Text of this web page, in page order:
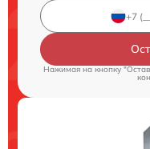
Нажимая на кнопку